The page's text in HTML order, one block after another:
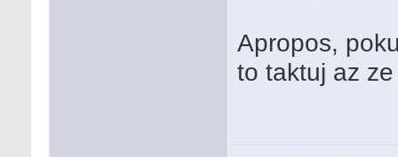
Apropos,
to taktuj az